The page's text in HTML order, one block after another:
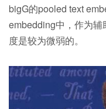
bigG的pooled text
embedding中，作为
度是较为微弱的。